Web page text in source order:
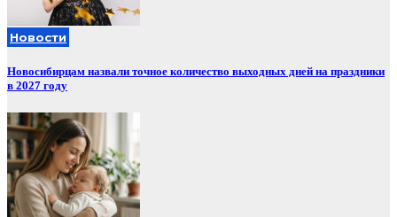
Новости
Новосибирцам назвали точное количество выходных дней на праздники
в 2027 году